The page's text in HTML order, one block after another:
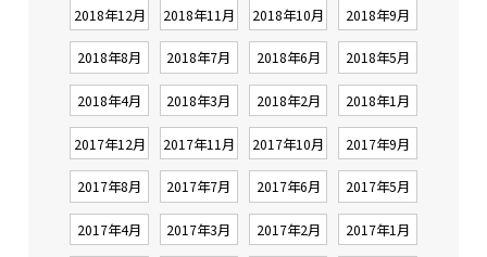
2018年12月 2018年11月 2018年10月 2018年9月
2018年8月 2018年7月 2018年6月 2018年5月
2018年4月 2018年3月 2018年2月 2018年1月
2017年12月 2017年11月 2017年10月 2017年9月
2017年8月 2017年7月 2017年6月 2017年5月
2017年4月 2017年3月 2017年2月 2017年1月